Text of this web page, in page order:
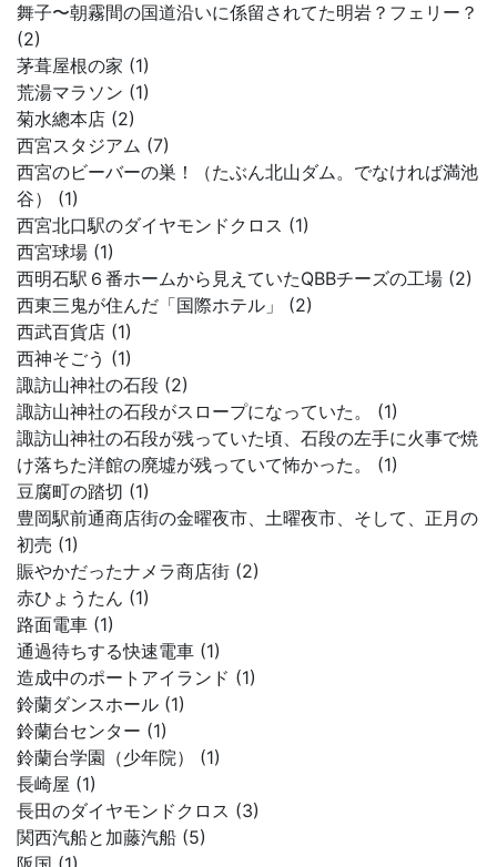
舞子〜朝霧間の国道沿いに係留されてた明岩？フェリー？
(2)
茅葺屋根の家 (1)
荒湯マラソン (1)
菊水總本店 (2)
西宮スタジアム (7)
西宮のビーバーの巣！（たぶん北山ダム。でなければ満池
谷） (1)
西宮北口駅のダイヤモンドクロス (1)
西宮球場 (1)
西明石駅６番ホームから見えていたQBBチーズの工場 (2)
西東三鬼が住んだ「国際ホテル」 (2)
西武百貨店 (1)
西神そごう (1)
諏訪山神社の石段 (2)
諏訪山神社の石段がスロープになっていた。 (1)
諏訪山神社の石段が残っていた頃、石段の左手に火事で焼
け落ちた洋館の廃墟が残っていて怖かった。 (1)
豆腐町の踏切 (1)
豊岡駅前通商店街の金曜夜市、土曜夜市、そして、正月の
初売 (1)
賑やかだったナメラ商店街 (2)
赤ひょうたん (1)
路面電車 (1)
通過待ちする快速電車 (1)
造成中のポートアイランド (1)
鈴蘭ダンスホール (1)
鈴蘭台センター (1)
鈴蘭台学園（少年院） (1)
長崎屋 (1)
長田のダイヤモンドクロス (3)
関西汽船と加藤汽船 (5)